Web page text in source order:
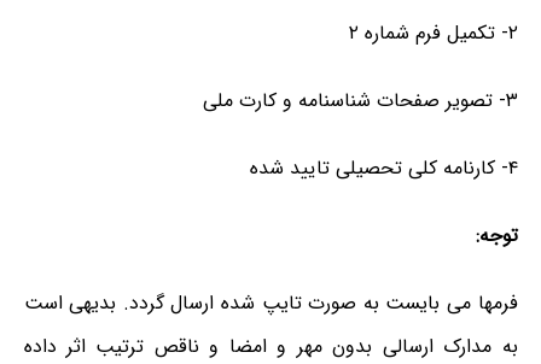
۲- تکمیل فرم شماره ۲
۳- تصویر صفحات شناسنامه و کارت ملی
۴- کارنامه کلی تحصیلی تایید شده
توجه:
فرمها می بایست به صورت تایپ شده ارسال گردد. بدیهی است
به مدارک ارسالی بدون مهر و امضا و ناقص ترتیب اثر داده